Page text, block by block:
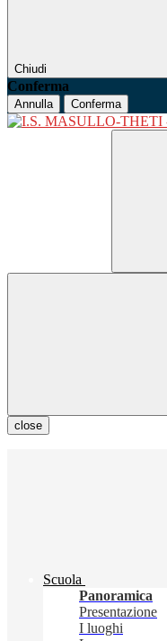
Chiudi
Conferma
Annulla Conferma
close
Scuola
Panoramica
Presentazione
I luoghi